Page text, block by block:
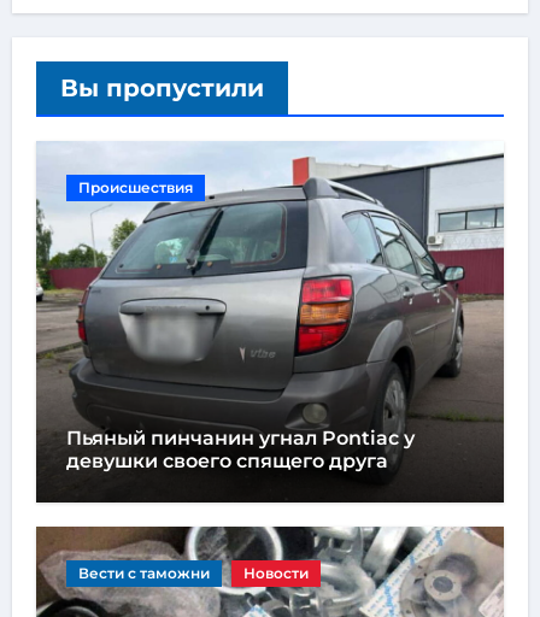
Вы пропустили
Происшествия
Пьяный пинчанин угнал Pontiac у
девушки своего спящего друга
Вести с таможни Новости